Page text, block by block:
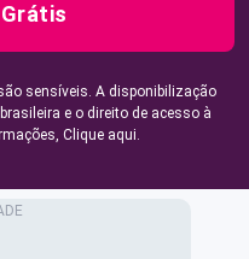
sensíveis. A disponibilização
e o direito de acesso à
Clique aqui.